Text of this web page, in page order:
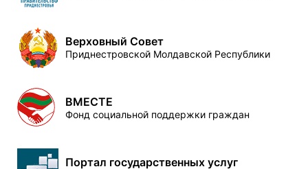
Верховный Совет
Приднестровской Молдавской Республики
ВМЕСТЕ
Фонд социальной поддержки граждан
Портал государственных услуг